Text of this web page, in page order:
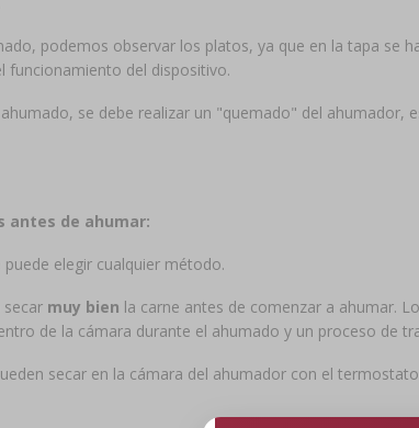
podemos observar los platos, ya que en la tapa se
funcionamiento del dispositivo.
se debe realizar un "quemado" del ahumador,
antes de ahumar:
puede elegir cualquier método.
secar muy bien la carne antes de comenzar a ahumar.
de la cámara durante el ahumado y un proceso de
secar en la cámara del ahumador con el